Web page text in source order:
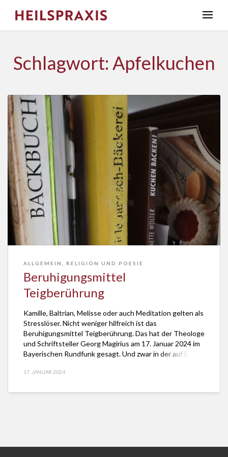
Schlagwort: Apfelkuchen
ALLGEMEIN RELIGION UND POESIE
Beruhigungsmittel
Teigberührung
Kamille, Baltrian, Melisse oder auch Meditation gelten als
Stresslöser. Nicht weniger hilfreich ist das
Beruhigungsmittel Teigberührung. Das hat der Theologe
und Schriftsteller Georg Magirius am 17. Januar 2024 im
Bayerischen Rundfunk gesagt. Und zwar in der auf BR1,
Tag”. Die Redaktion hat Sabine Winter, das
17. JANUAR 2024